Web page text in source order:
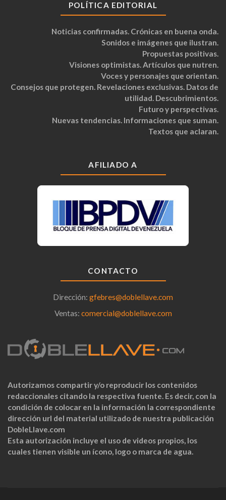
POLÍTICA EDITORIAL
Noticias confirmadas. Crónicas en buena onda.
Sonidos e imágenes que ilustran.
Propuestas positivas.
Visiones optimistas. Artículos que nutren.
Voces y personajes que orientan.
Consejos que protegen. Revelaciones exclusivas. Datos de
utilidad. Descubrimientos.
Futuro y perspectivas.
Nuevas tendencias. Informaciones que suman.
Textos que aclaran.
AFILIADO A
CONTACTO
Dirección: gfebres@doblellave.com
Ventas: comercial@doblellave.com
Autorizamos compartir y/o reproducir los contenidos
redaccionales citando la respectiva fuente. Es decir, con la
condición de colocar en la información la correspondiente
dirección url del material utilizado de nuestra publicación
DobleLlave.com
Esta autorización incluye el uso de videos propios, los
cuales tienen visible un ícono, logo o marca de agua.